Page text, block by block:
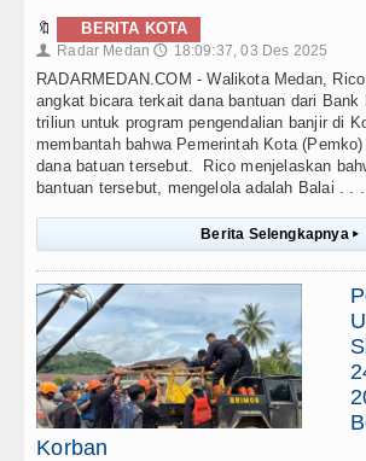
🔖 BERITA KOTA
👤 Radar Medan 🕔 18:09:37, 03 Des 2025
RADARMEDAN.COM - Walikota Medan,
angkat bicara terkait dana bantuan dari Bank
triliun untuk program pengendalian banjir di
membantah bahwa Pemerintah Kota
dana batuan tersebut. Rico menjelaskan
bantuan tersebut, mengelola adalah Balai . . .
Berita Selengkapnya ▸
Korban